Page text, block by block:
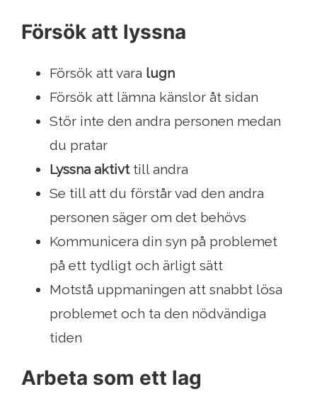
Försök att lyssna
Försök att vara lugn
Försök att lämna känslor åt sidan
Stör inte den andra personen medan
du pratar
Lyssna aktivttill andra
Se till att du förstår vad den andra
personen säger om det behövs
Kommunicera din syn på problemet
på ett tydligt och ärligt sätt
Motstå uppmaningen att snabbt lösa
problemet och ta den nödvändiga
tiden
Arbeta som ett lag